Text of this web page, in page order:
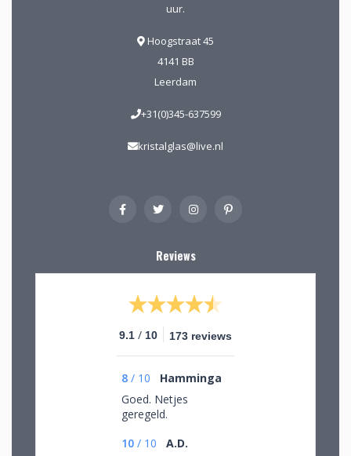
uur.
Hoogstraat 45
4141 BB
Leerdam
+31(0)345-637599
kristalglas@live.nl
Reviews
9.1 / 10 173 reviews
8 / 10
Hamminga
Goed. Netjes
geregeld.
10 / 10
A.D.